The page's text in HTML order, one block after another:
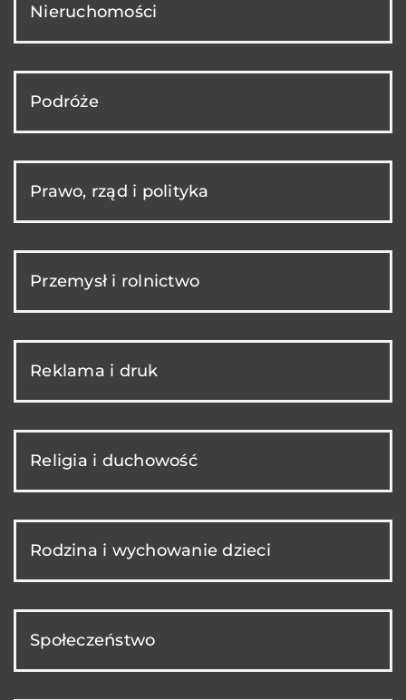
Nieruchomości
Podróże
Prawo, rząd i polityka
Przemysł i rolnictwo
Reklama i druk
Religia i duchowość
Rodzina i wychowanie dzieci
Społeczeństwo